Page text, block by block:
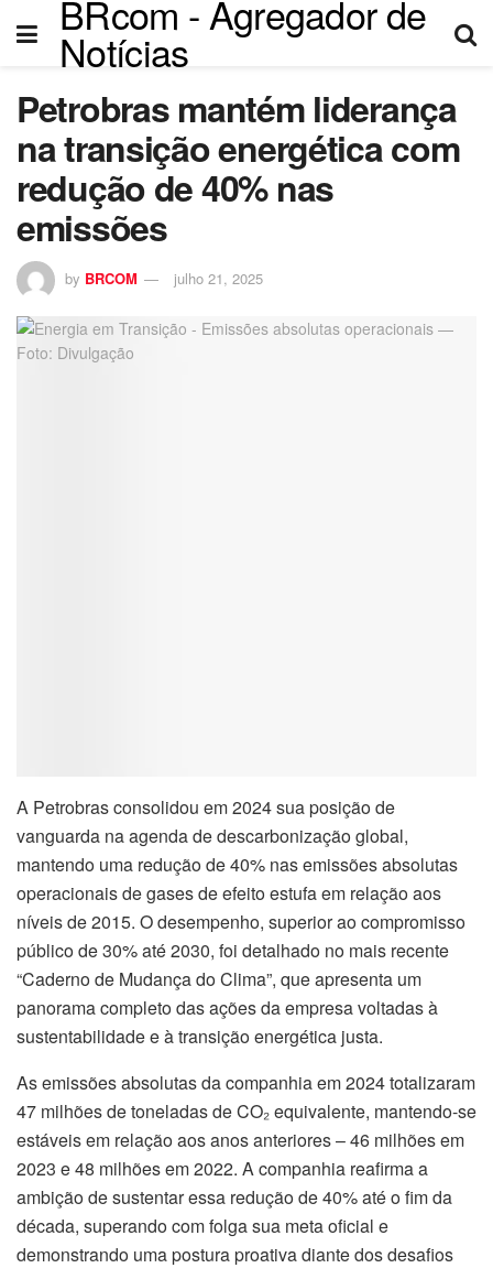
BRcom - Agregador de
Notícias
Petrobras mantém liderança
na transição energética com
redução de 40% nas
emissões
by BRCOM julho 21, 2025
A Petrobras consolidou em 2024 sua posição de
vanguarda na agenda de descarbonização global,
mantendo uma redução de 40% nas emissões absolutas
operacionais de gases de efeito estufa em relação aos
níveis de 2015. O desempenho, superior ao compromisso
público de 30% até 2030, foi detalhado no mais recente
“Caderno de Mudança do Clima”, que apresenta um
panorama completo das ações da empresa voltadas à
sustentabilidade e à transição energética justa.
As emissões absolutas da companhia em 2024 totalizaram
47 milhões de toneladas de CO₂ equivalente, mantendo-se
estáveis em relação aos anos anteriores – 46 milhões em
2023 e 48 milhões em 2022. A companhia reafirma a
ambição de sustentar essa redução de 40% até o fim da
década, superando com folga sua meta oficial e
demonstrando uma postura proativa diante dos desafios